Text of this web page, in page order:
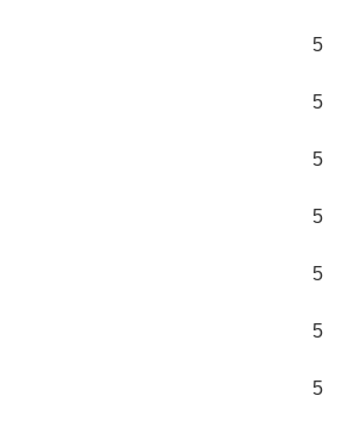
5
5
5
5
5
5
5